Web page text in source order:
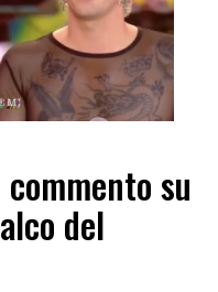
su
del